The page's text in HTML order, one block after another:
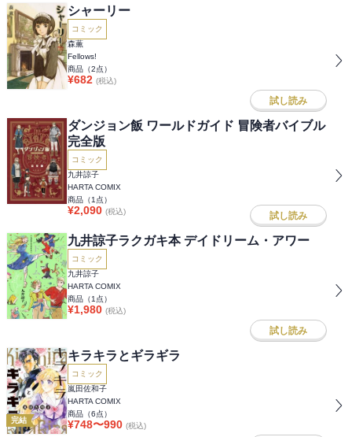
シャーリー
コミック
森薫
Fellows!
商品（2点）
¥682 (税込)
試し読み
ダンジョン飯 ワールドガイド 冒険者バイブル
完全版
コミック
九井諒子
HARTA COMIX
商品（1 点）
¥2,090 (税込) 試し読み
九井諒子ラクガキ本 デイドリーム・アワー
コミック
九井諒子
HARTA COMIX
商品（1 点）
¥1,980 (税込)
試し読み
完結
キラキラとギラギラ
コミック
嵐田佐和子
HARTA COMIX
商品（6点）
¥748〜990 (税込)